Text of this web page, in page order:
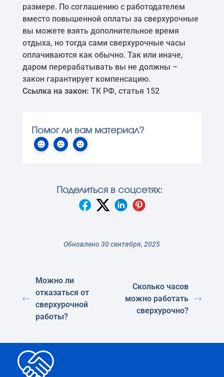
размере. По соглашению с работодателем
вместо повышенной оплаты за сверхурочные
вы можете взять дополнительное время
отдыха, но тогда сами сверхурочные часы
оплачиваются как обычно. Так или иначе,
даром перерабатывать вы не должны –
закон гарантирует компенсацию.
Ссылка на закон: ТК РФ, статья 152
Помог ли вам материал?
Поделиться в соцсетях:
Обновлено 30 сентября, 2025
Можно ли
отказаться от
сверхурочной
работы?
Сколько часов
можно работать
сверхурочно?